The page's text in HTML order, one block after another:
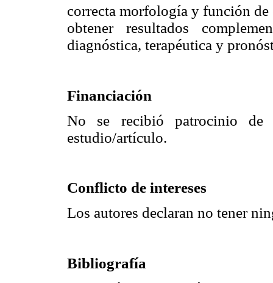
correcta morfología y función de
obtener resultados
diagnóstica, terapéutica y
Financiación
No se recibió patrocinio
estudio/artículo.
Conflicto de intereses
Los autores declaran no tener
Bibliografía